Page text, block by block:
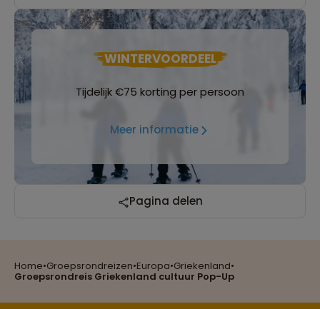
Home•Groepsrondreizen•Europa•Griekenland•
Groepsrondreis Griekenland cultuur Pop-Up
WINTERVOORDEEL
Tijdelijk €75 korting per persoon
Meer informatie
Pagina delen
Reizen met oog voor mens, cultuur en milieu